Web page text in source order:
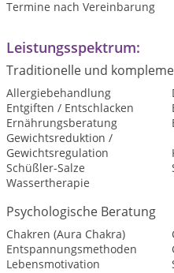
Termine nach Vereinbarung
Leistungsspektrum:
Traditionelle und
Allergiebehandlung
Entgiften / Entschlacken
Ernährungsberatung
Gewichtsreduktion /
Gewichtsregulation
Schüßler-Salze
Wassertherapie
Psychologische Beratung
Chakren (Aura Chakra)
Entspannungsmethoden
Lebensmotivation